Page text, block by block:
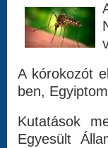
A kórokozót
ben,
Kutatások
Egyesült